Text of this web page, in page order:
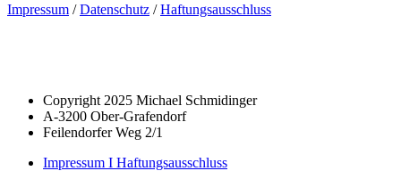
Impressum /Datenschutz /Haftungsausschluss
Copyright 2025 Michael Schmidinger
A-3200 Ober-Grafendorf
Feilendorfer Weg 2/1
Impressum I Haftungsausschluss